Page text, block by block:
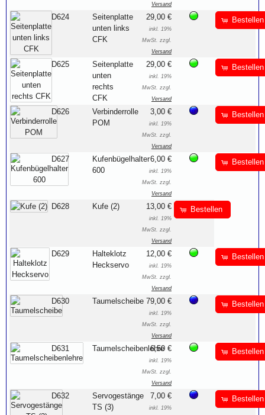
Versand
D624
Seitenplatte
unten links
CFK
29,00 €
inkl. 19%
MwSt. zzgl.
Versand
Bestellen
D625
Seitenplatte
unten
rechts
CFK
29,00 €
inkl. 19%
MwSt. zzgl.
Versand
Bestellen
D626
Verbinderrolle
POM
3,00 €
inkl. 19%
MwSt. zzgl.
Versand
Bestellen
D627
Kufenbügelhalter
600
6,00 €
inkl. 19%
MwSt. zzgl.
Versand
Bestellen
D628 Kufe (2) 13,00 €
inkl. 19%
MwSt. zzgl.
Versand
Bestellen
D629
Halteklotz
Heckservo
12,00 €
inkl. 19%
MwSt. zzgl.
Versand
Bestellen
D630 Taumelscheibe 79,00 €
inkl. 19%
MwSt. zzgl.
Versand
Bestellen
D631 Taumelscheibenlehre
6,50 €
inkl. 19%
MwSt. zzgl.
Versand
Bestellen
D632
Servogestänge
TS (3)
7,00 €
inkl. 19%
Bestellen